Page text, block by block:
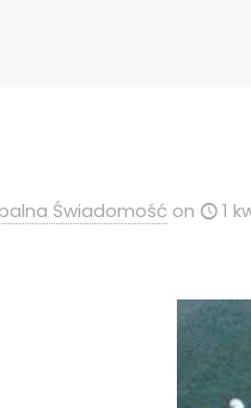
Świadomość on 1